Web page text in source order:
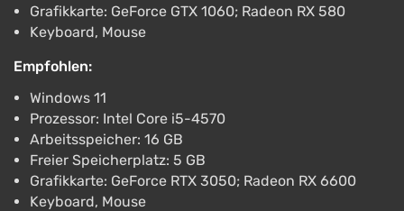
Grafikkarte: GeForce GTX 1060; Radeon RX 580
Keyboard, Mouse
Empfohlen:
Windows 11
Prozessor: Intel Core i5-4570
Arbeitsspeicher: 16 GB
Freier Speicherplatz: 5 GB
Grafikkarte: GeForce RTX 3050; Radeon RX 6600
Keyboard, Mouse